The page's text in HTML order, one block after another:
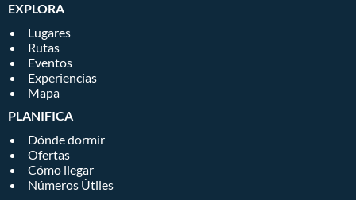
EXPLORA
Lugares
Rutas
Eventos
Experiencias
Mapa
PLANIFICA
Dónde dormir
Ofertas
Cómo llegar
Números Útiles